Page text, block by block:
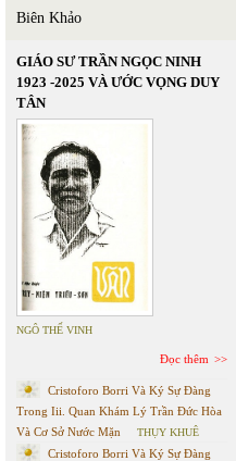
Biên Khảo
GIÁO SƯ TRẦN NGỌC NINH
1923 -2025 VÀ ƯỚC VỌNG DUY
TÂN
NGÔ THẾ VINH
Đọc thêm
Cristoforo Borri Và Ký Sự Đàng
Trong Iii. Quan Khám Lý Trần Đức Hòa
Và Cơ Sở Nước Mặn
THỤY KHUÊ
Cristoforo Borri Và Ký Sự Đàng